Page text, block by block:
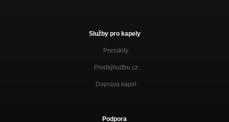
Služby pro kapely
Presskity
Prodejhudbu.cz
Doprava kapel
Podpora